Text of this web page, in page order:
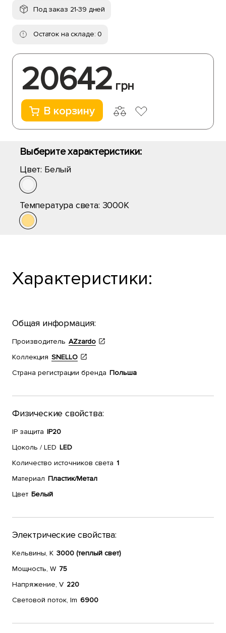
Под заказ 21-39 дней
Остаток на складе: 0
20642 грн
В корзину
Выберите характеристики:
Цвет: Белый
Температура света: 3000K
Характеристики:
Общая информация:
Производитель AZzardo
Коллекция SNELLO
Страна регистрации бренда Польша
Физические свойства:
IP защита IP20
Цоколь / LED LED
Количество источников света 1
Материал Пластик/Метал
Цвет Белый
Электрические свойства:
Кельвины, К 3000 (теплый свет)
Мощность, W 75
Напряжение, V 220
Световой поток, lm 6900